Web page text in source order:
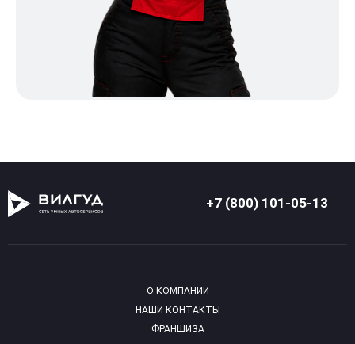
+7 (800) 101-05-13
О КОМПАНИИ
НАШИ КОНТАКТЫ
ФРАНШИЗА